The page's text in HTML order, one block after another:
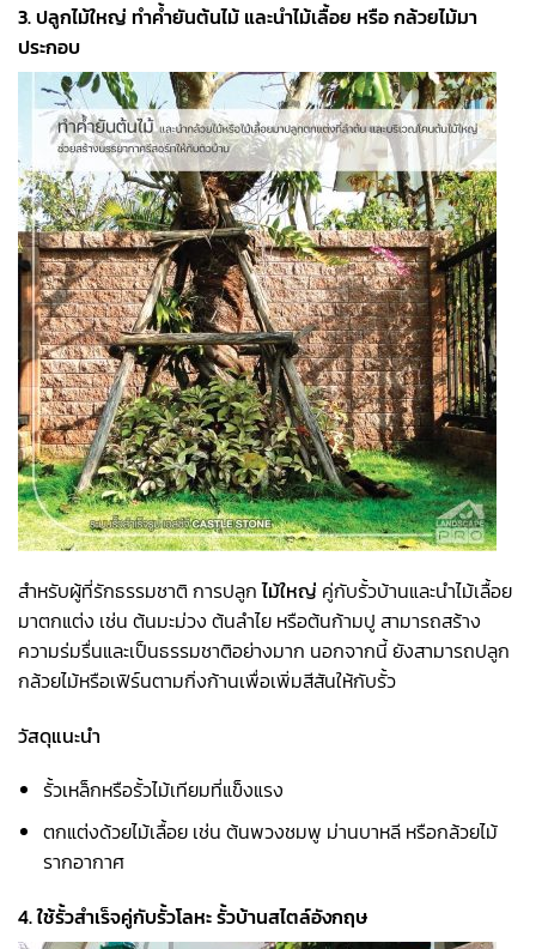
3. ปลูกไม้ใหญ่ ทำค้ำยันต้นไม้ และนำไม้เลื้อย หรือ กล้วยไม้มา
ประกอบ
สำหรับผู้ที่รักธรรมชาติ การปลูกไม้ใหญ่ คู่กับรั้วบ้านและนำไม้เลื้อย
มาตกแต่ง เช่น ต้นมะม่วง ต้นลำไย หรือต้นก้ามปู สามารถสร้าง
ความร่มรื่นและเป็นธรรมชาติอย่างมาก นอกจากนี้ ยังสามารถปลูก
กล้วยไม้หรือเฟิร์นตามกิ่งก้านเพื่อเพิ่มสีสันให้กับรั้ว
วัสดุแนะนำ
รั้วเหล็กหรือรั้วไม้เทียมที่แข็งแรง
ตกแต่งด้วยไม้เลื้อย เช่น ต้นพวงชมพู ม่านบาหลี หรือกล้วยไม้
รากอากาศ
4. ใช้รั้วสำเร็จคู่กับรั้วโลหะ รั้วบ้านสไตล์อังกฤษ